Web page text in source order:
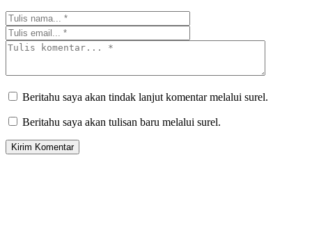
Beritahu saya akan tindak lanjut komentar melalui surel.
Beritahu saya akan tulisan baru melalui surel.